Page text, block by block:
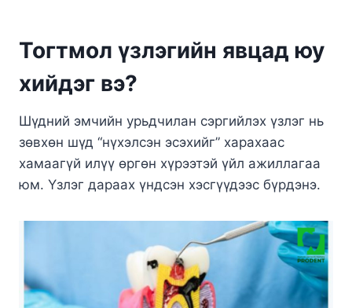
Тогтмол үзлэгийн явцад юу
хийдэг вэ?
Шүдний эмчийн урьдчилан сэргийлэх үзлэг нь
зөвхөн шүд “нүхэлсэн эсэхийг” харахаас
хамаагүй илүү өргөн хүрээтэй үйл ажиллагаа
юм. Үзлэг дараах үндсэн хэсгүүдээс бүрдэнэ.